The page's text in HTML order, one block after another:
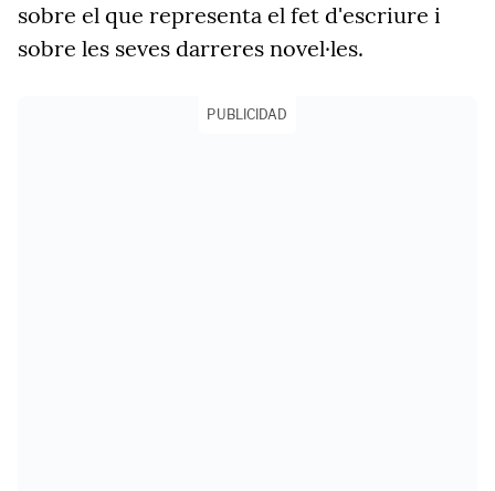
sobre el que representa el fet d'escriure i
sobre les seves darreres novel·les.
PUBLICIDAD